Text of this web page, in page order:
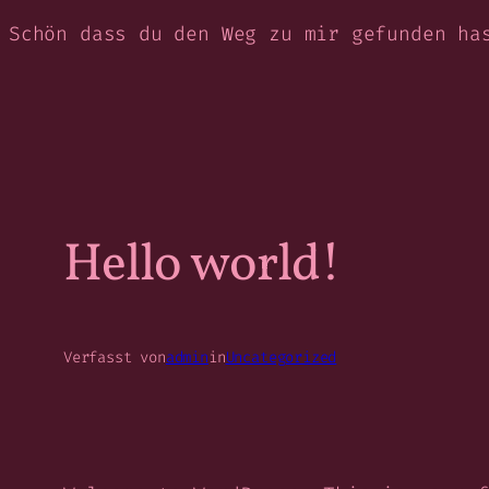
Zum
Schön dass du den Weg zu mir gefunden
Hello world!
Verfasst vonadmininUncategorized